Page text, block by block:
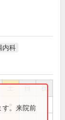
内科
祝
す。来院前